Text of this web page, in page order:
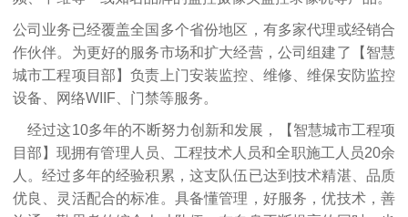
公司业务已经覆盖全国多个省份地区，有多家代理或经销合
作伙伴。为更好的服务市场和扩大经营，公司组建了【智慧
城市工程项目部】负责上门安装监控、维修、维保安防监控
设备、网络WIIF、门禁等服务。
经过这10多年的不断努力创新和发展，【智慧城市工程项
目部】现拥有管理人员、工程技术人员和全职施工人员20余
人。经过多年的经验积累，这支队伍已达到技术精湛、品质
优良、灵活配合的标准。具备懂管理，好服务，优技术，善